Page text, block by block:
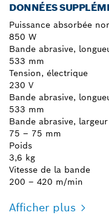
DONNÉES
Puissance absorbée
850 W
Bande abrasive,
533 mm
Tension, électrique
230 V
Bande abrasive,
533 mm
Bande abrasive, largeur
75 – 75 mm
Poids
3,6 kg
Vitesse de la bande
200 – 420 m/min
Afficher plus